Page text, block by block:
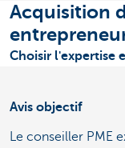
Acquisition
Choisir l'expertise
Avis objectif
Le conseiller PME